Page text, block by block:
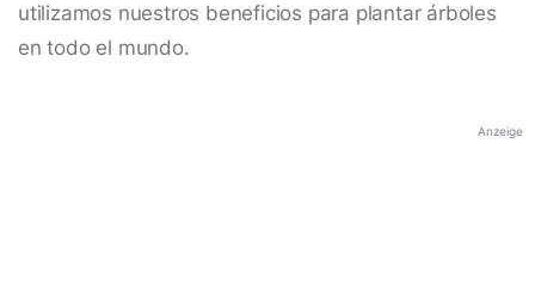
utilizamos nuestros beneficios para plantar árboles
en todo el mundo.
Anzeige